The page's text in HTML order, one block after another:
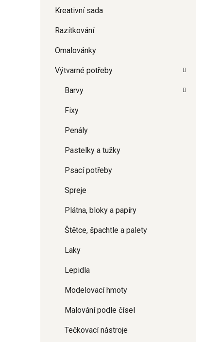
Kreativní sada
Razítkování
Omalovánky
Výtvarné potřeby
Barvy
Fixy
Penály
Pastelky a tužky
Psací potřeby
Spreje
Plátna, bloky a papíry
Štětce, špachtle a palety
Laky
Lepidla
Modelovací hmoty
Malování podle čísel
Tečkovací nástroje